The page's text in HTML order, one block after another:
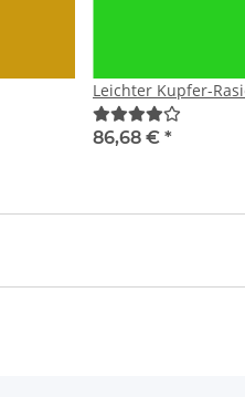
Leichter Kupfer-
86,68 € *